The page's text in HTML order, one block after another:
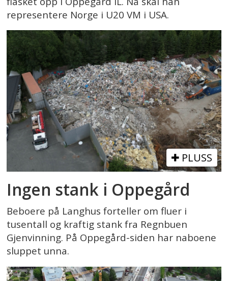
representere Norge i U20 VM i USA.
PLUSS
Ingen stank i Oppegård
Beboere på Langhus forteller om fluer i
tusentall og kraftig stank fra Regnbuen
Gjenvinning. På Oppegård-siden har naboene
sluppet unna.